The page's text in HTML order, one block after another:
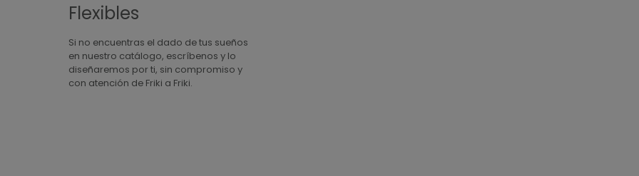
Flexibles
Si no encuentras el dado de tus sueños
en nuestro catálogo, escríbenos y lo
diseñaremos por ti, sin compromiso y
con atención de Friki a Friki.